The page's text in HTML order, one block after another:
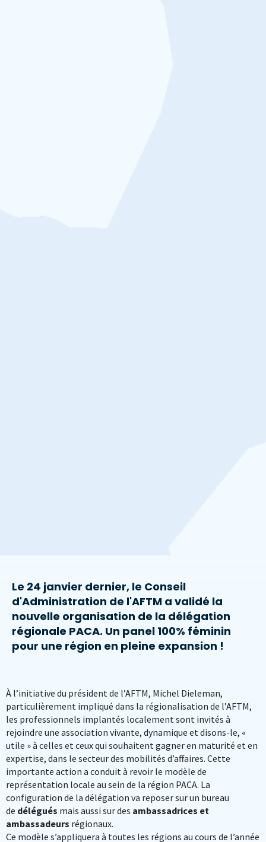
Le 24 janvier dernier, le Conseil
d'Administration de l'AFTM a validé la
nouvelle organisation de la délégation
régionale PACA. Un panel 100% féminin
pour une région en pleine expansion !
À l’initiative du président de l’AFTM, Michel Dieleman,
particulièrement impliqué dans la régionalisation de l’AFTM,
les professionnels implantés localement sont invités à
rejoindre une association vivante, dynamique et disons-le, «
utile » à celles et ceux qui souhaitent gagner en maturité et en
expertise, dans le secteur des mobilités d’affaires. Cette
importante action a conduit à revoir le modèle de
représentation locale au sein de la région PACA. La
configuration de la délégation va reposer sur un bureau
de délégués mais aussi sur des ambassadrices et
ambassadeurs régionaux.
Ce modèle s’appliquera à toutes les régions au cours de l’année